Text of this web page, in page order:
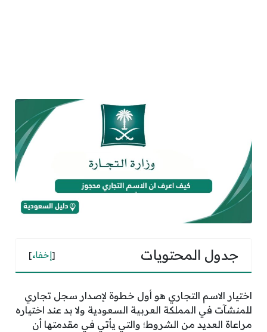
جدول المحتويات [إخفاء]
اختيار الاسم التجاري هو أول خطوة لإصدار سجل تجاري
للمنشآت في المملكة العربية السعودية ولا بد عند اختياره
مراعاة العديد من الشروط؛ والتي يأتي في مقدمتها أن